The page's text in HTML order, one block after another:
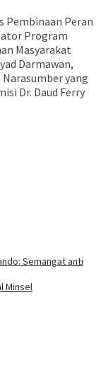
Pembinaan Peran
Program
Masyarakat
Darmawan,
yang
Dr. Daud Ferry
Semangat anti
Minsel